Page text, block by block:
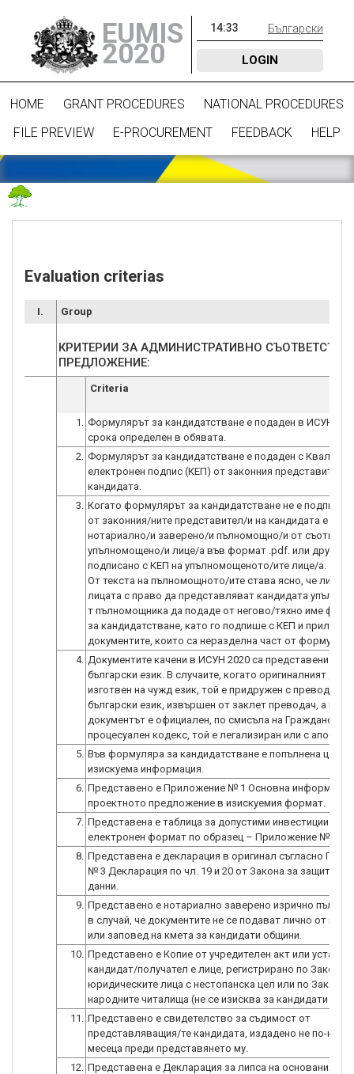
EUMIS
2020
14:33 Български
LOGIN
HOME GRANT PROCEDURES
NATIONAL PROCEDURES
FILE PREVIEW
E-PROCUREMENT FEEDBACK HELP
Evaluation criterias
I. Group
КРИТЕРИИ ЗА АДМИНИСТРАТИВНО
ПРЕДЛОЖЕНИЕ:
Criteria
1. Формулярът за кандидатстване е подаден в ИСУН
срока определен в обявата.
2. Формулярът за кандидатстване е подаден с
електронен подпис (КЕП) от законния представител
кандидата.
3. Когато формулярът за кандидатстване не е подписан
от законния/ните представител/и на кандидата е
нотариално/и заверено/и пълномощно/и от
упълномощено/и лице/а във формат .pdf. или друг
подписано с КЕП на упълномощеното/ите лице/а.
От текста на пълномощното/ите става ясно, че
лицата с право да представляват кандидата
т пълномощника да подаде от негово/тяхно име
за кандидатстване, като го подпише с КЕП и приложи
4. Документите качени в ИСУН 2020 са представени на
български език. В случаите, когато оригиналният
изготвен на чужд език, той е придружен с превод на
български език, извършен от заклет преводач, а
документът е официален, по смисъла на Гражданския
процесуален кодекс, той е легализиран или с апостил.
5. Във формуляра за кандидатстване е попълнена
изискуема информация.
6. Представено е Приложение № 1 Основна информация
проектното предложение в изискуемия формат.
7. Представена е таблица за допустими инвестиции в
електронен формат по образец – Приложение № 2.
8. Представена е декларация в оригинал съгласно
№ 3 Декларация по чл. 19 и 20 от Закона за защита на
данни.
9. Представено е нотариално заверено изрично
в случай, че документите не се подават лично от
или заповед на кмета за кандидати общини.
10. Представено е Копие от учредителен акт или устав,
кандидат/получател е лице, регистрирано по Закона
юридическите лица с нестопанска цел или по Закона
народните читалища (не се изисква за кандидати
11. Представено е свидетелство за съдимост от
представляващия/те кандидата, издадено не по-
месеца преди представянето му.
12. Представена е Декларация за липса на основания за